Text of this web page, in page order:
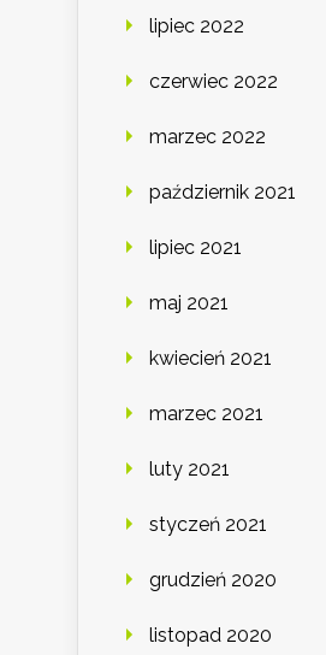
lipiec 2022
czerwiec 2022
marzec 2022
październik 2021
lipiec 2021
maj 2021
kwiecień 2021
marzec 2021
luty 2021
styczeń 2021
grudzień 2020
listopad 2020